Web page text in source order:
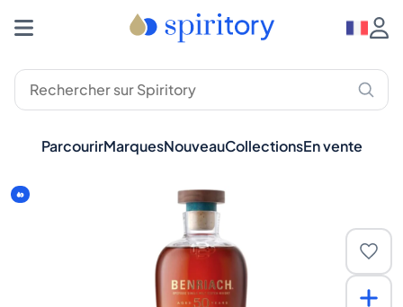
ParcourirMarquesNouveauCollectionsEn vente